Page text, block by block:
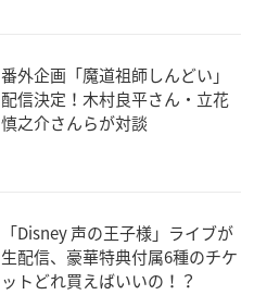
番外企画「魔道祖師しんどい」
配信決定！木村良平さん・立花
慎之介さんらが対談
「Disney 声の王子様」ライブが
生配信、豪華特典付属6種のチケ
ットどれ買えばいいの！？